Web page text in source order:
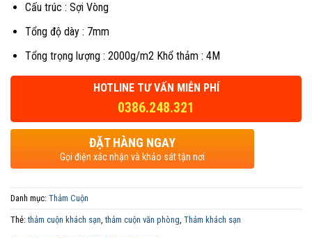
Cấu trúc : Sợi Vòng
Tổng độ dày : 7mm
Tổng trọng lượng : 2000g/m2 Khổ thảm : 4M
HOTLINE TƯ VẤN MIỄN PHÍ
0386.248.321
ĐẶT HÀNG NGAY
Gọi điện xác nhận và khảo sát tận nơi
Danh mục: Thảm Cuộn
Thẻ:thảm cuộn khách sạn ,thảm cuộn văn phòng Thảm khách sạn